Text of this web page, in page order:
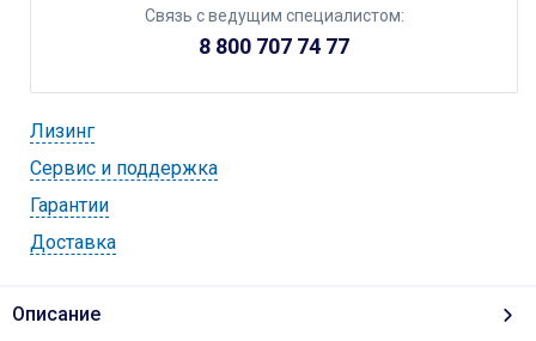
Связь с ведущим специалистом:
8 800 707 74 77
Лизинг
Cервис и поддержка
Гарантии
Доставка
Описание